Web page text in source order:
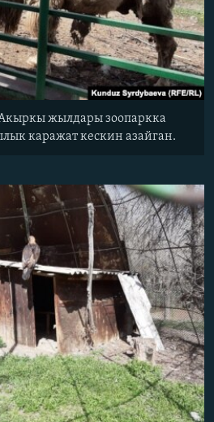
Акыркы жылдары зоопаркка
каражат кескин азайган.